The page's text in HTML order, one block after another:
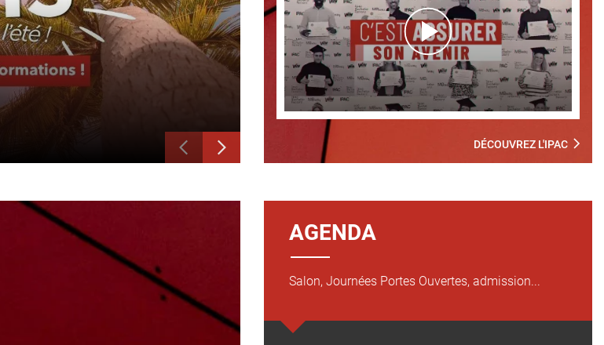
PreviousNext
DÉCOUVREZ L'IPAC
AGENDA
Salon, Journées Portes Ouvertes, admission...